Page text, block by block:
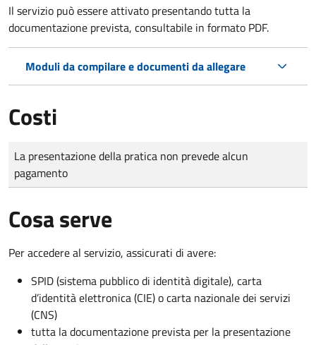
Il servizio può essere attivato presentando tutta la
documentazione prevista, consultabile in formato PDF.
Moduli da compilare e documenti da allegare
Costi
Tipo di pagamento
Importo
La presentazione della pratica non prevede alcun
pagamento
Cosa serve
Per accedere al servizio, assicurati di avere:
SPID (sistema pubblico di identità digitale), carta
d’identità elettronica (CIE) o carta nazionale dei servizi
(CNS)
tutta la documentazione prevista per la presentazione